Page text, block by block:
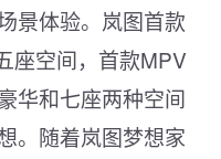
景体验。岚图首款
座空间，首款MPV
华和七座两种空间
。随着岚图梦想家